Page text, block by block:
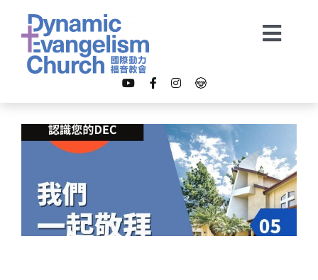
content
教會事工